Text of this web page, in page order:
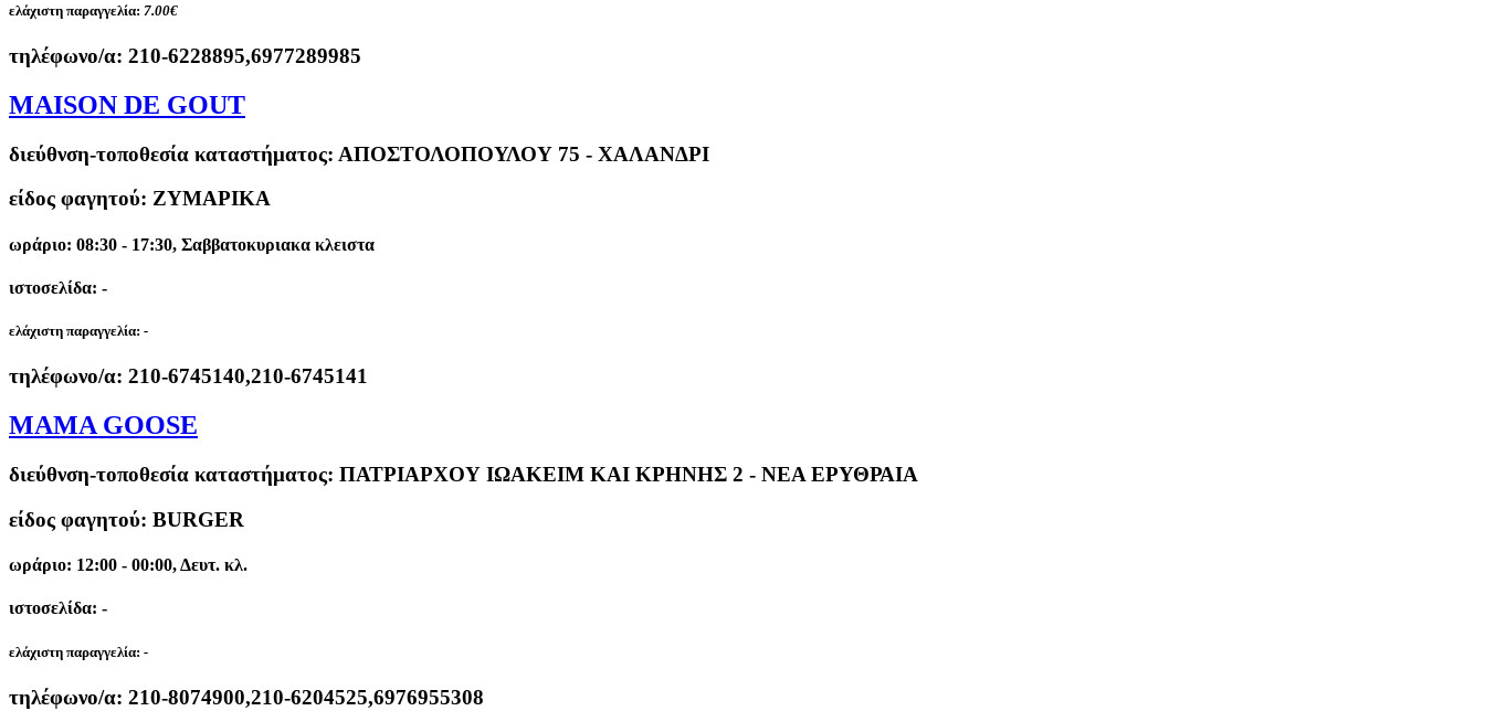
ελάχιστη παραγγελία: 7.00€
τηλέφωνο/α: 210-6228895,6977289985
MAISON DE GOUT
διεύθνση-τοποθεσία καταστήματος: ΑΠΟΣΤΟΛΟΠΟΥΛΟΥ 75 - ΧΑΛΑΝΔΡΙ
είδος φαγητού: ΖΥΜΑΡΙΚΑ
ωράριο: 08:30 - 17:30, Σαββατοκυριακα κλειστα
ιστοσελίδα: -
ελάχιστη παραγγελία: -
τηλέφωνο/α: 210-6745140,210-6745141
MAMA GOOSE
διεύθνση-τοποθεσία καταστήματος: ΠΑΤΡΙΑΡΧΟΥ ΙΩΑΚΕΙΜ ΚΑΙ ΚΡΗΝΗΣ 2 - ΝΕΑ ΕΡΥΘΡΑΙΑ
είδος φαγητού: BURGER
ωράριο: 12:00 - 00:00, Δευτ. κλ.
ιστοσελίδα: -
ελάχιστη παραγγελία: -
τηλέφωνο/α: 210-8074900,210-6204525,6976955308